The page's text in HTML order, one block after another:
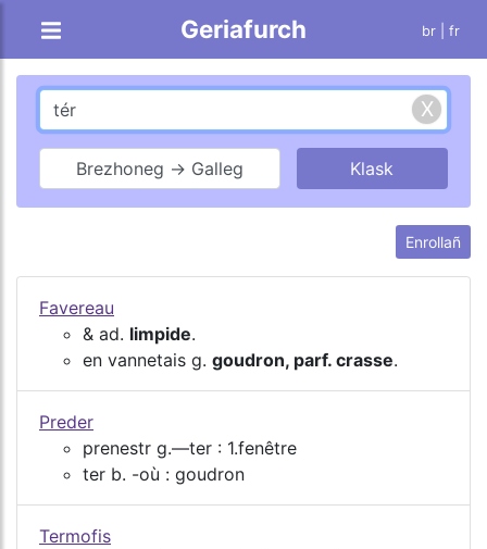
Geriafurch br | fr
Brezhoneg → Galleg
Enrollañ
Favereau
& ad. limpide.
en vannetais g. goudron, parf. crasse.
Preder
prenestr g.―ter : 1.fenêtre
ter b. -où : goudron
Termofis